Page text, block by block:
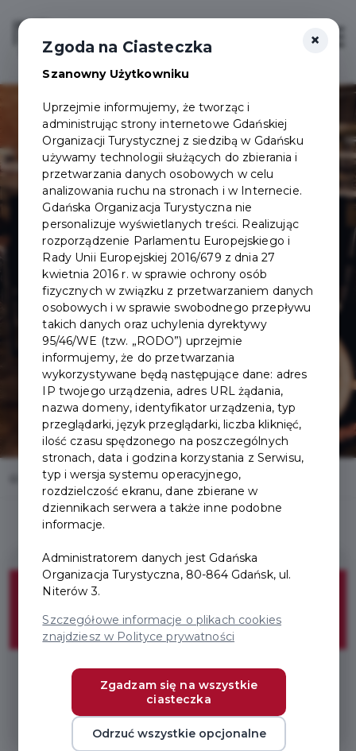
Login/Rejestracja
Restauracja
Gdański Bowke
Home Oferty Restauracja Gdański Bowke
10%
ZNIŻKI
10% na wybrane dania
* Wymagany : Pakiet Odkrywca
×
Zgoda na Ciasteczka
Szanowny Użytkowniku
Uprzejmie informujemy, że tworząc i
administrując strony internetowe Gdańskiej
Organizacji Turystycznej z siedzibą w Gdańsku
używamy technologii służących do zbierania i
przetwarzania danych osobowych w celu
analizowania ruchu na stronach i w Internecie.
Gdańska Organizacja Turystyczna nie
personalizuje wyświetlanych treści. Realizując
rozporządzenie Parlamentu Europejskiego i
Rady Unii Europejskiej 2016/679 z dnia 27
kwietnia 2016 r. w sprawie ochrony osób
fizycznych w związku z przetwarzaniem danych
osobowych i w sprawie swobodnego przepływu
takich danych oraz uchylenia dyrektywy
95/46/WE (tzw. „RODO”) uprzejmie
informujemy, że do przetwarzania
wykorzystywane będą następujące dane: adres
IP twojego urządzenia, adres URL żądania,
nazwa domeny, identyfikator urządzenia, typ
przeglądarki, język przeglądarki, liczba kliknięć,
ilość czasu spędzonego na poszczególnych
stronach, data i godzina korzystania z Serwisu,
typ i wersja systemu operacyjnego,
rozdzielczość ekranu, dane zbierane w
dziennikach serwera a także inne podobne
informacje.
Administratorem danych jest Gdańska
Organizacja Turystyczna, 80-864 Gdańsk, ul.
Niterów 3.
Szczegółowe informacje o plikach cookies
znajdziesz w Polityce prywatności
Zgadzam się na wszystkie
ciasteczka
Odrzuć wszystkie opcjonalne